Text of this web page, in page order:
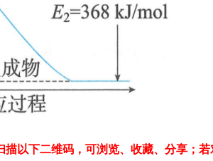
描以下二维码，可浏览、收藏、分享；